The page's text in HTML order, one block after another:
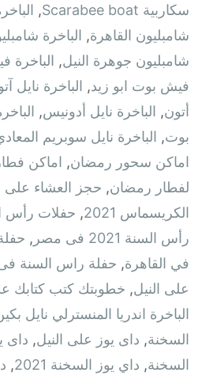
سكاربية Scarabee boat
,
شامبليون القاهرة, الباخرة
شامبليون جوهرة النيل, الباخرة
فيش بوت ابو زيد, الباخرة نايل
أتون, الباخرة نايل أدونيس,
بوت, الباخرة نايل سوبريم
اماكن سحور رمضان, اماكن
لفطار رمضان, حجز العشاء على
الكريسماس 2021
, حفلات رأس
رأس السنة 2021 فى مصر
,
في القاهرة, حفلة راس السنة فى
على النيل, خطوبتك كتب كتابك
الباخرة اندريا المنسترلي نايل
السخنة, داى يوز على النيل, داى
السخنة, داي يوز السخنة 2021 ,